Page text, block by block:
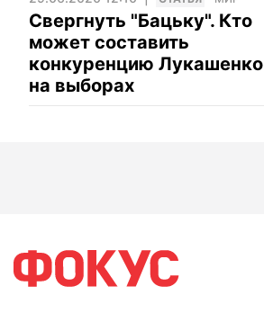
Свергнуть "Бацьку". Кто
может составить
конкуренцию Лукашенко
на выборах